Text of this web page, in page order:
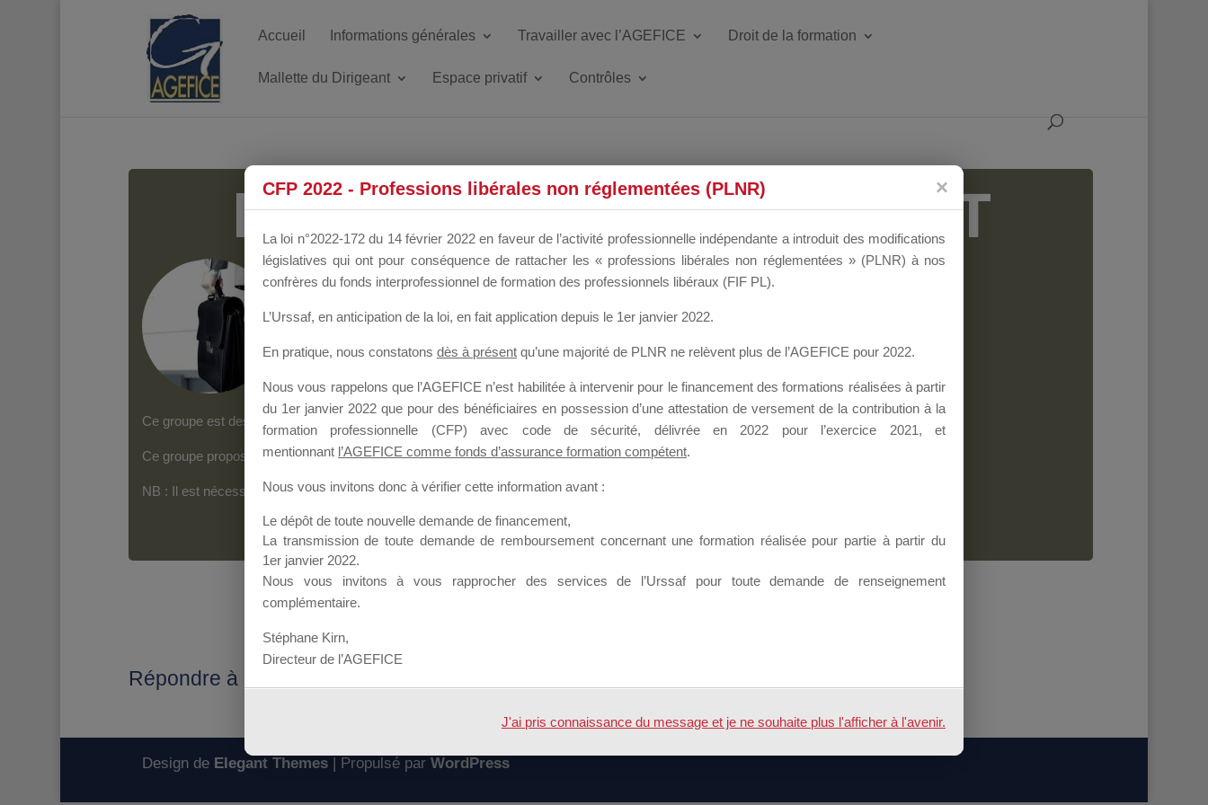
Accueil Informations générales Travailler avec l’AGEFICE Droit de la formation
Mallette du Dirigeant Espace privatif Contrôles
MALLETTE DU DIRIGEANT
Groupe Public il y a un mois
Ce groupe est destiné aux Organismes de Formation qui souhaitent répondre à l’Appel à Propositions Mallette du Dirigeant.
Ce groupe propose un forum dédié au support sur lequel il est possible de laisser un message ou poser une question.
NB : Il est nécessaire d’êtreinscrit(e)pour pouvoir rejoindre ce groupe
Répondre à : mdd2017
Design de Elegant Themes| Propulsé par WordPress
CFP 2022 - Professions libérales non réglementées (PLNR)
La loi n°2022-172 du 14 février 2022 en faveur de l’activité professionnelle indépendante a introduit des modifications
législatives qui ont pour conséquence de rattacher les « professions libérales non réglementées » (PLNR) à nos
confrères du fonds interprofessionnel de formation des professionnels libéraux (FIF PL).
L’Urssaf, en anticipation de la loi, en fait application depuis le 1er janvier 2022.
En pratique, nous constatons dès à présent qu’une majorité de PLNR ne relèvent plus de l’AGEFICE pour 2022.
Nous vous rappelons que l’AGEFICE n’est habilitée à intervenir pour le financement des formations réalisées à partir
du 1er janvier 2022 que pour des bénéficiaires en possession d’une attestation de versement de la contribution à la
formation professionnelle (CFP) avec code de sécurité, délivrée en 2022 pour l’exercice 2021, et
mentionnant l’AGEFICE comme fonds d’assurance formation compétent.
Nous vous invitons donc à vérifier cette information avant :
Le dépôt de toute nouvelle demande de financement,
La transmission de toute demande de remboursement concernant une formation réalisée pour partie à partir du
1er janvier 2022.
Nous vous invitons à vous rapprocher des services de l’Urssaf pour toute demande de renseignement
complémentaire.
Stéphane Kirn,
Directeur de l’AGEFICE
J'ai pris connaissance du message et je ne souhaite plus l'afficher à l'avenir.